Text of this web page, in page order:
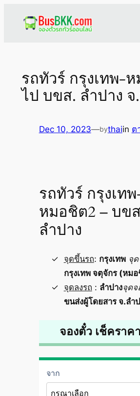
รถทัวร์ กรุงเทพ-
ไป บขส. ลำปาง จ
Dec 10, 2023—bythaiin ต
รถทัวร์ กรุงเท
หมอชิต2 – บข
ลำปาง
จุดขึ้นรถ: กรุงเทพ จุ
กรุงเทพ จตุจักร (หม
จุดลงรถ : ลำปางจุดจ
ขนส่งผู้โดยสาร จ.ลำ
จองตั๋ว เช็คราค